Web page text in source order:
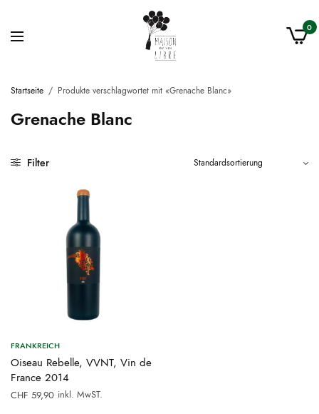
0
Startseite / Produkte verschlagwortet mit «Grenache Blanc»
Grenache Blanc
Filter
FRANKREICH
Oiseau Rebelle, VVNT, Vin de
France 2014
CHF 59,90 inkl. MwST.